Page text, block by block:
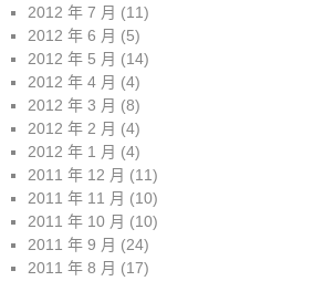
2012 年 7 月 (11)
2012 年 6 月 (5)
2012 年 5 月 (14)
2012 年 4 月 (4)
2012 年 3 月 (8)
2012 年 2 月 (4)
2012 年 1 月 (4)
2011 年 12 月 (11)
2011 年 11 月 (10)
2011 年 10 月 (10)
2011 年 9 月 (24)
2011 年 8 月 (17)